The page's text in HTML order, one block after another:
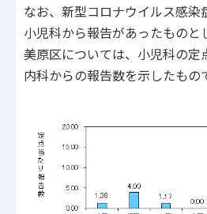
なお、新型コロナウイルス感染
小児科から報告があったものと
美原区については、小児科の定
内科からの報告数を示したもの